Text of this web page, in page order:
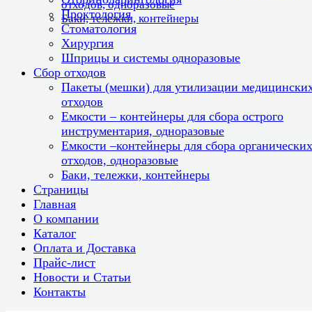
отходов, одноразовые
Баки, тележки, контейнеры
Проктология
Стоматология
Хирургия
Шприцы и системы одноразовые
Сбор отходов
Пакеты (мешки) для утилизации
отходов
Емкости – контейнеры для сбора острого
инструментария, одноразовые
Емкости –контейнеры для сбора органических
отходов, одноразовые
Баки, тележки, контейнеры
Страницы
Главная
О компании
Каталог
Оплата и Доставка
Прайс-лист
Новости и Статьи
Контакты